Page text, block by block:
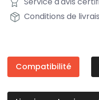
Conditions de
Compatibilité